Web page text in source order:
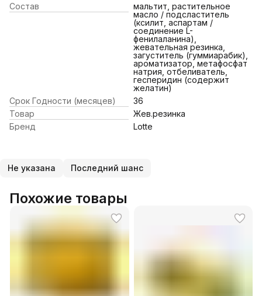
Состав
мальтит, растительное
масло / подсластитель
(ксилит, аспартам /
соединение L-
фенилаланина),
жевательная резинка,
загуститель (гуммиарабик),
ароматизатор, метафосфат
натрия, отбеливатель,
гесперидин (содержит
желатин)
Срок Годности (месяцев)
36
Товар
Жев.резинка
Бренд
Lotte
Не указана Последний шанс
Похожие товары